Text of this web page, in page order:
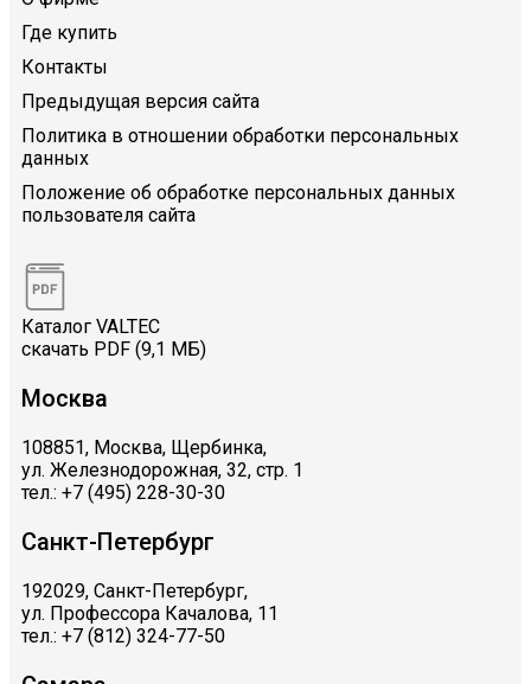
Где купить
Контакты
Предыдущая версия сайта
Политика в отношении обработки персональных
данных
Положение об обработке персональных данных
пользователя сайта
Каталог VALTEC
скачать PDF (9,1 МБ)
Москва
108851, Москва, Щербинка,
ул. Железнодорожная, 32, стр. 1
тел.: +7 (495) 228-30-30
Санкт-Петербург
192029, Санкт-Петербург,
ул. Профессора Качалова, 11
тел.: +7 (812) 324-77-50